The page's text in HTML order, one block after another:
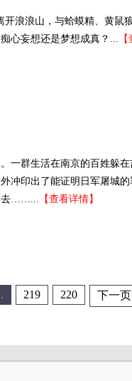
浪浪山，与蛤蟆精、黄鼠
心妄想还是梦想成真？...
一群生活在南京的百姓躲
冲印出了能证明日军屠城
去……... 【查看详情】
219 220 下一页